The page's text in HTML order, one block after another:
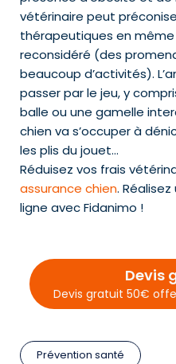
vétérinaire peut
thérapeutiques en
reconsidéré (des
beaucoup d’activités).
passer par le jeu, y
balle ou une gamelle
chien va s’occuper à
les plis du jouet…
Réduisez vos frais
assurance chien.
ligne avec Fidanimo !
Devis
Devis gratuit 50€
Prévention santé